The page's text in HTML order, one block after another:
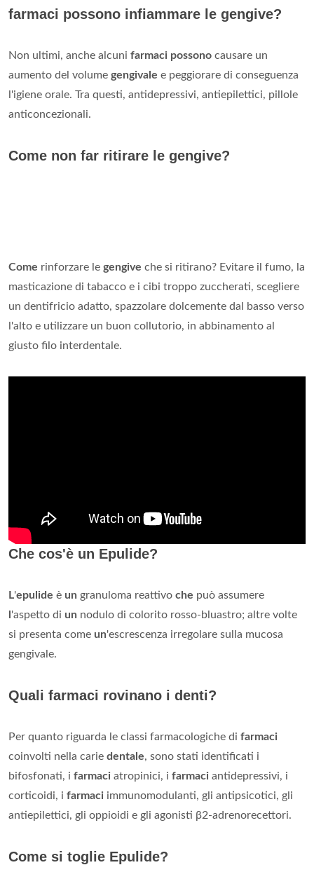
farmaci possono infiammare le gengive?
Non ultimi, anche alcuni farmaci possono causare un
aumento del volume gengivale e peggiorare di conseguenza
l'igiene orale. Tra questi, antidepressivi, antiepilettici, pillole
anticoncezionali.
Come non far ritirare le gengive?
Come rinforzare le gengive che si ritirano? Evitare il fumo, la
masticazione di tabacco e i cibi troppo zuccherati, scegliere
un dentifricio adatto, spazzolare dolcemente dal basso verso
l'alto e utilizzare un buon collutorio, in abbinamento al
giusto filo interdentale.
Che cos'è un Epulide?
L'epulide è un granuloma reattivo che può assumere
'aspetto di un nodulo di colorito rosso-bluastro; altre volte
si presenta come un'escrescenza irregolare sulla mucosa
gengivale.
Quali farmaci rovinano i denti?
Per quanto riguarda le classi farmacologiche di farmaci
coinvolti nella carie dentale, sono stati identificati i
bifosfonati, i farmaci atropinici, i farmaci antidepressivi, i
corticoidi, i farmaci immunomodulanti, gli antipsicotici, gli
antiepilettici, gli oppioidi e gli agonisti β2-adrenorecettori.
Come si toglie Epulide?